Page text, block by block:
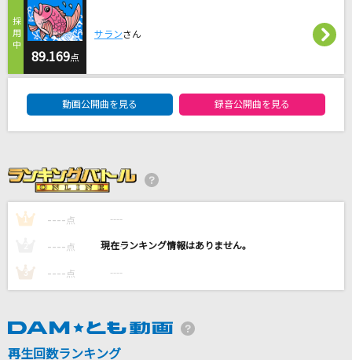
愛の道草
塙宣之&おかゆ
夜に駆ける
YOASOBI
ヨルシカ
残酷な天使のテーゼ
日傘
シド
愛をこめて花束を
Superfly
89.169点
サランさん
動画公開曲を見る 録音公開曲を見る
1 ---- 点 ----
---- 点 ----
3 ---- 点 ----
再生回数ランキング